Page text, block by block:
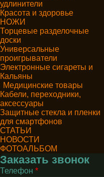
удлинители
Красота и здоровье
НОЖИ
Торцевые разделочные
доски
Универсальные
проигрыватели
Электронные сигареты и
Кальяны
Медицинские товары
Кабели, переходники,
аксессуары
Защитные стекла и пленки
для смартфонов
СТАТЬИ
НОВОСТИ
ФОТОАЛЬБОМ
Заказать звонок
Телефон *